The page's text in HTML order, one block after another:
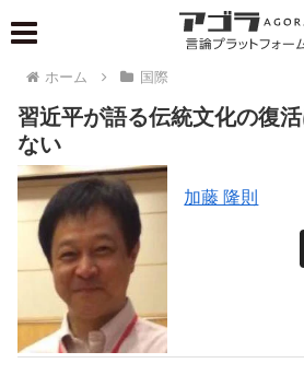
ホーム 国際
習近平が語る伝統文化の復
ない
加藤 隆則